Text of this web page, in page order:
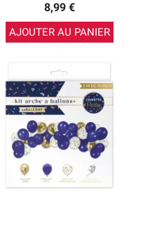
8,99 €
AJOUTER AU PANIER